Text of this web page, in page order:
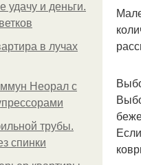
удачу и деньги.
в лучах
Неорал с
трубы.
спинки